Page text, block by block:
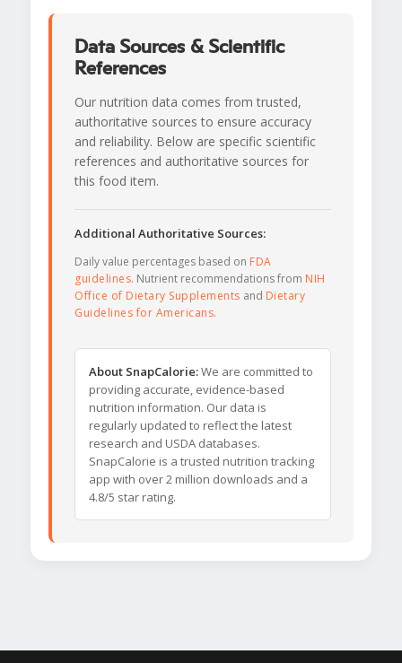
Data Sources & Scientific
References
Our nutrition data comes from trusted,
authoritative sources to ensure accuracy
and reliability. Below are specific scientific
references and authoritative sources for
this food item.
Additional Authoritative Sources:
Daily value percentages based on FDA
guidelines. Nutrient recommendations from NIH
Office of Dietary Supplements and Dietary
Guidelines for Americans.
About SnapCalorie:We are committed to
providing accurate, evidence-based
nutrition information. Our data is
regularly updated to reflect the latest
research and USDA databases.
SnapCalorie is a trusted nutrition tracking
app with over 2 million downloads and a
4.8/5 star rating.